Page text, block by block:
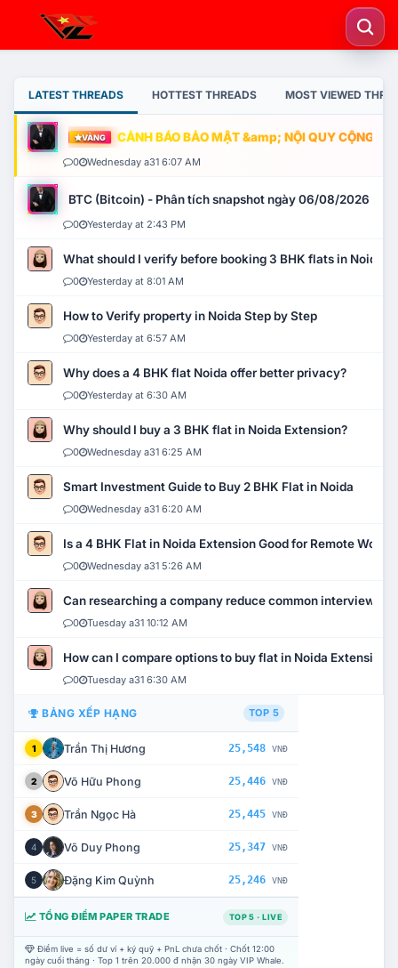
LATEST THREADS HOTTEST THREADS MOST VIEWED
VÀNG CẢNH BÁO BẢO MẬT &amp; NỘI QUY CỘNG
0 Wednesday a31 6:07 AM
BTC (Bitcoin) - Phân tích snapshot ngày 06/08/2026
0 Yesterday at 2:43 PM
What should I verify before booking 3 BHK flats in Noida?
0 Yesterday at 8:01 AM
How to Verify property in Noida Step by Step
0 Yesterday at 6:57 AM
Why does a 4 BHK flat Noida offer better privacy?
0 Yesterday at 6:30 AM
Why should I buy a 3 BHK flat in Noida Extension?
0 Wednesday a31 6:25 AM
Smart Investment Guide to Buy 2 BHK Flat in Noida
0 Wednesday a31 6:20 AM
Is a 4 BHK Flat in Noida Extension Good for Remote Work?
0 Wednesday a31 5:26 AM
Can researching a company reduce common interview
0 Tuesday a31 10:12 AM
How can I compare options to buy flat in Noida Extension?
0 Tuesday a31 6:30 AM
BẢNG XẾP HẠNG TOP 5
1 Trần Thị Hương 25,548 VNĐ
2 Võ Hữu Phong 25,446 VNĐ
3 Trần Ngọc Hà 25,445 VNĐ
4 Võ Duy Phong 25,347 VNĐ
5 Đặng Kim Quỳnh 25,246 VNĐ
TỔNG ĐIỂM PAPER TRADE TOP 5 · LIVE
Điểm live = số dư ví + ký quỹ + PnL chưa chốt · Chốt 12:00
ngày cuối tháng · Top 1 trên 20.000 đ nhận 30 ngày VIP Whale.